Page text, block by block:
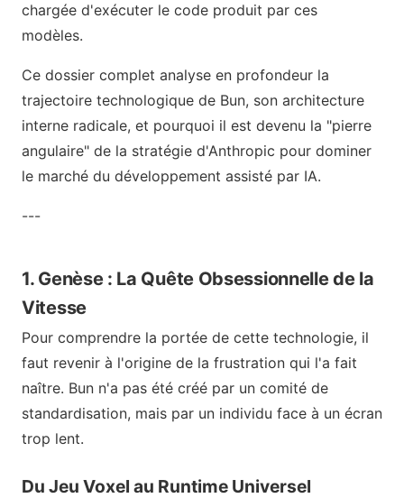
chargée d'exécuter le code produit par ces
modèles.
Ce dossier complet analyse en profondeur la
trajectoire technologique de Bun, son architecture
interne radicale, et pourquoi il est devenu la "pierre
angulaire" de la stratégie d'Anthropic pour dominer
le marché du développement assisté par IA.
---
1. Genèse : La Quête Obsessionnelle de la
Vitesse
Pour comprendre la portée de cette technologie, il
faut revenir à l'origine de la frustration qui l'a fait
naître. Bun n'a pas été créé par un comité de
standardisation, mais par un individu face à un écran
trop lent.
Du Jeu Voxel au Runtime Universel